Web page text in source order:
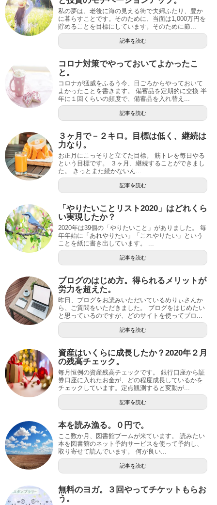
私の夢は、老後に海の見える街で夫婦ふたり、豊か
に暮らすことです。そのために、当面は1,000万円を
貯めることを目標にしています。そのために節...
記事を読む
コロナ対策でやっておいてよかったこ
と。
コロナが猛威をふるう今、日ごろからやっておいて
よかったことを書きます。 備蓄品を定期的に交換 半
年に１回くらいの頻度で、備蓄品を入れ替え...
記事を読む
３ヶ月で－２キロ。目標は低く、継続は
力なり。
お正月にこっそりと立てた目標。 筋トレを毎日やる
という目標です。 ３ヶ月、継続することができまし
た。 きっとまた続かないん...
記事を読む
「やりたいことリスト2020」はどれくら
い実現したか？
2020年は39個の「やりたいこと」がありました。 毎
年年始に「あれやりたい」「これやりたい」という
ことを紙に書き出しています。 ...
記事を読む
ブログのはじめ方。得られるメリットが
労力を超えた。
昨日、ブログをお読みいただいているめりぃさんか
ら、ご質問をいただきました。 ブログをはじめたい
と思っているのですが、どのサイトを使ってブロ...
記事を読む
資産はいくらに成長したか？2020年２月
の残高チェック。
毎月恒例の資産残高チェックです。 銀行口座から証
券口座に入れたお金が、どの程度成長しているかを
チェックしています。定点観測すると変動が...
記事を読む
本を読み漁る。０円で。
ここ数か月、図書館ブームが来ています。 読みたい
本を図書館のネット予約サービスを使って予約し、
取り寄せて読んでいます。 何が良い...
記事を読む
無料のヨガ。３回やってチケットもらお
う。